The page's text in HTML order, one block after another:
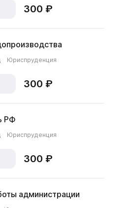
300 ₽
Юриспруденция
300 ₽
РФ
Юриспруденция
300 ₽
администрации